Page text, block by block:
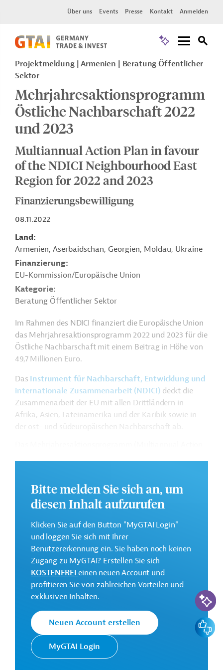
Über uns Events Presse Kontakt Anmelden
Projektmeldung Armenien
Beratung Öffentlicher
Sektor
Mehrjahresaktionsprogramm
Östliche Nachbarschaft 2022
und 2023
Multiannual Action Plan in favour
of the NDICI Neighbourhood East
Region for 2022 and 2023
Finanzierungsbewilligung
08.11.2022
Land
Armenien, Aserbaidschan, Georgien, Moldau, Ukraine
Finanzierung
EU-Kommission/Europäische Union
Kategorie
Beratung Öffentlicher Sektor
Im Rahmen des NDICI finanziert die Europäische Union
das Mehrjahresaktionsprogramm 2022 und 2023 für die
Östliche Nachbarschaft mit einem Beitrag in Höhe von
49,7 Millionen Euro.
Das Instrument für Nachbarschaft, Entwicklung und
internationale Zusammenarbeit (NDICI) deckt die
Zusammenarbeit der EU mit allen Drittländern in
Afrika, Asien, Lateinamerika und der Karibik sowie in
der ost- und südeuropäischen Nachbarschaft ab.
Annex 1: Unterstützung von Dekarbonisierung,
Klimaresilienz und Energiesicherheit;
Annex 2: Verbesserung der Sicherheit im
Straßenverkehr;
Annex 3: Förderung der "EU4Business Facility" durch
Investitionen in die östliche Nachbarschaft;
Annex 4: Förderung der "EU4Digital"
durch Investitionen in die Breitbandkonnektivität;
Annex 5: Stärkung der Rechtsstaatlichkeit und
verantwortungsvolle Regierungsführung.
Weitere Informationen über das
Jahresaktionsprogramm finden Sie in den
Originaldokumenten, die zum Download bereitstehen.
Bitte melden Sie sich an, um
diesen Inhalt aufzurufen
Klicken Sie auf den Button "MyGTAI Login"
und loggen Sie sich mit Ihrer
Benutzererkennung ein. Sie haben noch keinen
Zugang zu MyGTAI? Erstellen Sie sich
KOSTENFREIeinen neuen Account und
profitieren Sie von zahlreichen Vorteilen und
exklusiven Inhalten.
Neuen Account erstellen
MyGTAI Login
KI-